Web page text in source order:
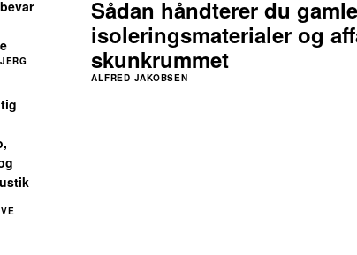
Sådan håndterer du gamle
isoleringsmaterialer og
skunkrummet
ALFRED JAKOBSEN